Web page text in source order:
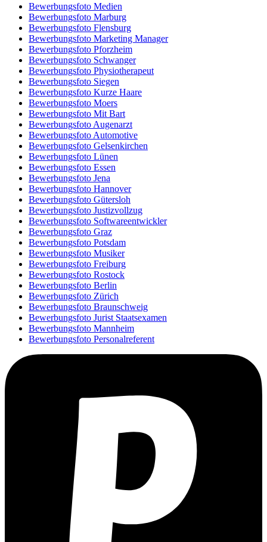
Bewerbungsfoto Medien
Bewerbungsfoto Marburg
Bewerbungsfoto Flensburg
Bewerbungsfoto Marketing Manager
Bewerbungsfoto Pforzheim
Bewerbungsfoto Schwanger
Bewerbungsfoto Physiotherapeut
Bewerbungsfoto Siegen
Bewerbungsfoto Kurze Haare
Bewerbungsfoto Moers
Bewerbungsfoto Mit Bart
Bewerbungsfoto Augenarzt
Bewerbungsfoto Automotive
Bewerbungsfoto Gelsenkirchen
Bewerbungsfoto Lünen
Bewerbungsfoto Essen
Bewerbungsfoto Jena
Bewerbungsfoto Hannover
Bewerbungsfoto Gütersloh
Bewerbungsfoto Justizvollzug
Bewerbungsfoto Softwareentwickler
Bewerbungsfoto Graz
Bewerbungsfoto Potsdam
Bewerbungsfoto Musiker
Bewerbungsfoto Freiburg
Bewerbungsfoto Rostock
Bewerbungsfoto Berlin
Bewerbungsfoto Zürich
Bewerbungsfoto Braunschweig
Bewerbungsfoto Jurist Staatsexamen
Bewerbungsfoto Mannheim
Bewerbungsfoto Personalreferent